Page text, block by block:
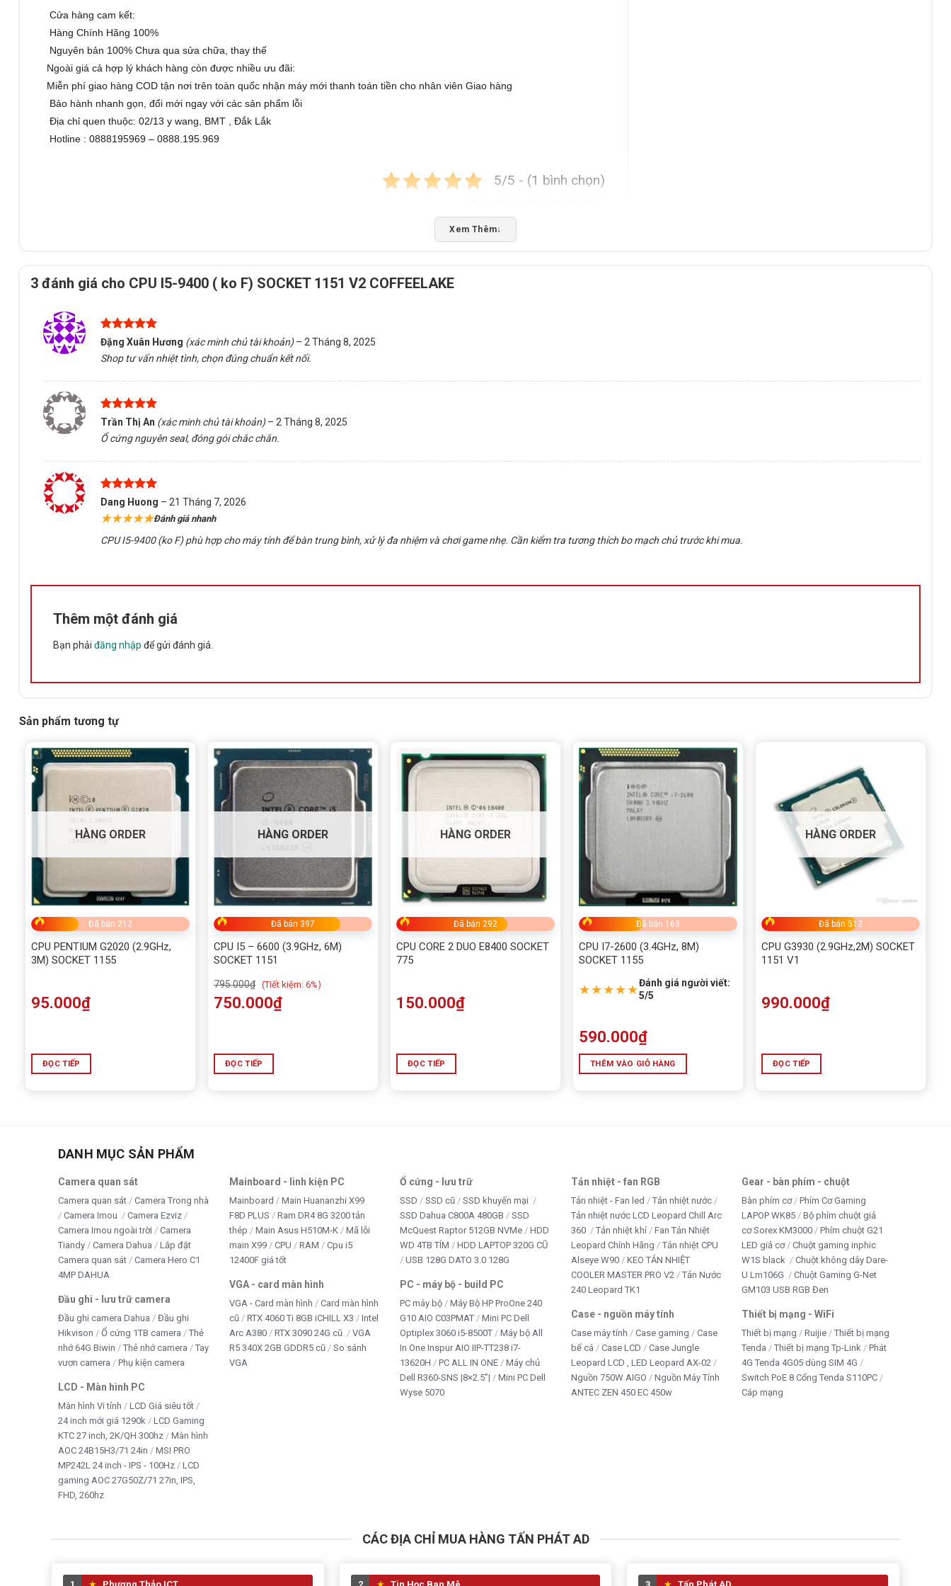
Cửa hàng cam kết:
Hàng Chính Hãng 100%
Nguyên bản 100% Chưa qua sửa chữa, thay thế
Ngoài giá cả hợp lý khách hàng còn được nhiều ưu đãi:
Miễn phí giao hàng COD tận nơi trên toàn quốc nhận máy mới thanh toán tiền cho nhân viên Giao hàng
Bảo hành nhanh gọn, đổi mới ngay với các sản phẩm lỗi
Địa chỉ quen thuộc: 02/13 y wang, BMT , Đắk Lắk
Hotline : 0888195969 – 0888.195.969
5/5 - (1 bình chọn)
Xem Thêm↓
3 đánh giá cho CPU I5-9400 ( ko F) SOCKET 1151 V2 COFFEELAKE
Được xếp
hạng
sao
Đặng Xuân Hương (xác minh chủ tài khoản) – 2 Tháng 8, 2025
Shop tư vấn nhiệt tình, chọn đúng chuẩn kết nối.
Được xếp
hạng
5
sao
Trần Thị An (xác minh chủ tài khoản) – 2 Tháng 8, 2025
Ổ cứng nguyên seal, đóng gói chắc chắn.
Được xếp
hạng5
5
sao
Dang Huong – 21 Tháng 7, 2026
★★★★★Đánh giá nhanh
CPU I5-9400 (ko F) phù hợp cho máy tính để bàn trung bình, xử lý đa nhiệm và chơi game nhẹ. Cần kiểm tra tương thích bo mạch chủ trước khi mua.
Thêm một đánh giá
Bạn phải đăng nhập để gửi đánh giá.
Sản phẩm tương tự
HÀNG ORDER
Đã bán 212
CPU PENTIUM G2020 (2.9GHz,
3M) SOCKET 1155
95.000₫
ĐỌC TIẾP
HÀNG ORDER
Đã bán 397
CPU I5 – 6600 (3.9GHz, 6M)
SOCKET 1151
795.000₫ (Tiết kiệm: 6%)
750.000₫
ĐỌC TIẾP
HÀNG ORDER
Đã bán 292
CPU CORE 2 DUO E8400 SOCKET
775
150.000₫
ĐỌC TIẾP
Đã bán 163
CPU I7-2600 (3.4GHz, 8M)
SOCKET 1155
★★★★★Đánh giá người viết:
5/5
590.000₫
THÊM VÀO GIỎ HÀNG
HÀNG ORDER
Đã bán 512
CPU G3930 (2.9GHz,2M) SOCKET
1151 V1
990.000₫
ĐỌC TIẾP
DANH MỤC SẢN PHẨM
Camera quan sát
Camera quan sát
Camera Trong nhà
Camera Imou
Camera Ezviz
Camera Imou ngoài trời
Camera
Tiandy
Camera Dahua
Lắp đặt
Camera quan sát
Camera Hero C1
4MP DAHUA
Đầu ghi - lưu trữ camera
Đầu ghi camera Dahua
Đầu ghi
Hikvison
Ổ cứng 1TB camera
Thẻ
nhớ 64G Biwin
Thẻ nhớ camera
Tay
vươn camera
Phụ kiện camera
LCD - Màn hình PC
Màn hình Vi tính
LCD Giá siêu tốt
24 inch mới giá 1290k
LCD Gaming
KTC 27 inch, 2K/QH 300hz
Màn hình
AOC 24B15H3/71 24in
MSI PRO
MP242L 24 inch - IPS - 100Hz
LCD
gaming AOC 27G50Z/71 27in, IPS,
FHD, 260hz
Mainboard - linh kiện PC
Mainboard
Main Huananzhi X99
F8D PLUS
Ram DR4 8G 3200 tản
thép
Main Asus H510M-K
Mã lỗi
main X99
CPU RAM
Cpu i5
12400F giá tốt
VGA - card màn hình
VGA - Card màn hình
Card màn hình
cũ
RTX 4060 Ti 8GB iCHILL X3
Intel
Arc A380
RTX 3090 24G cũ
VGA
R5 340X 2GB GDDR5 cũ
So sánh
VGA
Ổ cứng - lưu trữ
SSD SSD cũ
SSD khuyến mại
SSD Dahua C800A 480GB
SSD
McQuest Raptor 512GB NVMe
HDD
WD 4TB TÍM
HDD LAPTOP 320G CŨ
USB 128G DATO 3.0 128G
PC - máy bộ - build PC
PC máy bộ
Máy Bộ HP ProOne 240
G10 AIO C03PMAT
Mini PC Dell
Optiplex 3060 i5-8500T
Máy bộ All
In One Inspur AIO IIP-TT238 i7-
13620H
PC ALL IN ONE
Máy chủ
Dell R360-SNS |8×2.5”|
Mini PC Dell
Wyse 5070
Tản nhiệt - fan RGB
Tản nhiệt - Fan led
Tản nhiệt nước
Tản nhiệt nước LCD Leopard Chill Arc
360
Tản nhiệt khí
Fan Tản Nhiệt
Leopard Chính Hãng
Tản nhiệt CPU
Alseye W90
KEO TẢN NHIỆT
COOLER MASTER PRO V2
Tản Nước
240 Leopard TK1
Case - nguồn máy tính
Case máy tính Case gaming
Case
bể cá
Case LCD
Case Jungle
Leopard LCD , LED Leopard AX-02
Nguồn 750W AIGO
Nguồn Máy Tính
ANTEC ZEN 450 EC 450w
Gear - bàn phím - chuột
Bàn phím cơ
Phím Cơ Gaming
LAPOP WK85
Bộ phím chuột giả
cơ Sorex KM3000
Phím chuột G21
LED giả cơ
Chuột gaming inphic
W1S black
Chuột không dây Dare-
U Lm106G
Chuột Gaming G-Net
GM103 USB RGB Đen
Thiết bị mạng - WiFi
Thiết bị mạng Ruijie
Thiết bị mạng
Tenda
Thiết bị mạng Tp-Link
Phát
4G Tenda 4G05 dùng SIM 4G
Switch PoE 8 Cổng Tenda S110PC
Cáp mạng
CÁC ĐỊA CHỈ MUA HÀNG TẤN PHÁT AD